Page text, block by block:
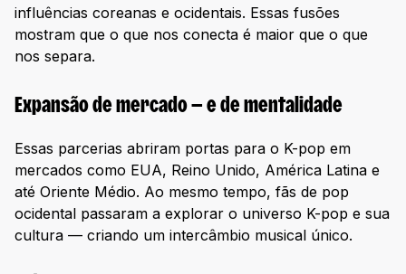
influências coreanas e ocidentais. Essas fusões
mostram que o que nos conecta é maior que o que
nos separa.
Expansão de mercado — e de mentalidade
Essas parcerias abriram portas para o K-pop em
mercados como EUA, Reino Unido, América Latina e
até Oriente Médio. Ao mesmo tempo, fãs de pop
ocidental passaram a explorar o universo K-pop e sua
cultura — criando um intercâmbio musical único.